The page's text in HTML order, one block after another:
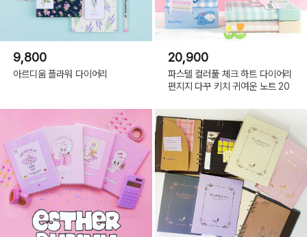
9,800
아르디움 플라워 다이어리
20,900
파스텔 컬러풀 체크 하트 다이어리
편지지 다꾸 키치 귀여운 노트 20